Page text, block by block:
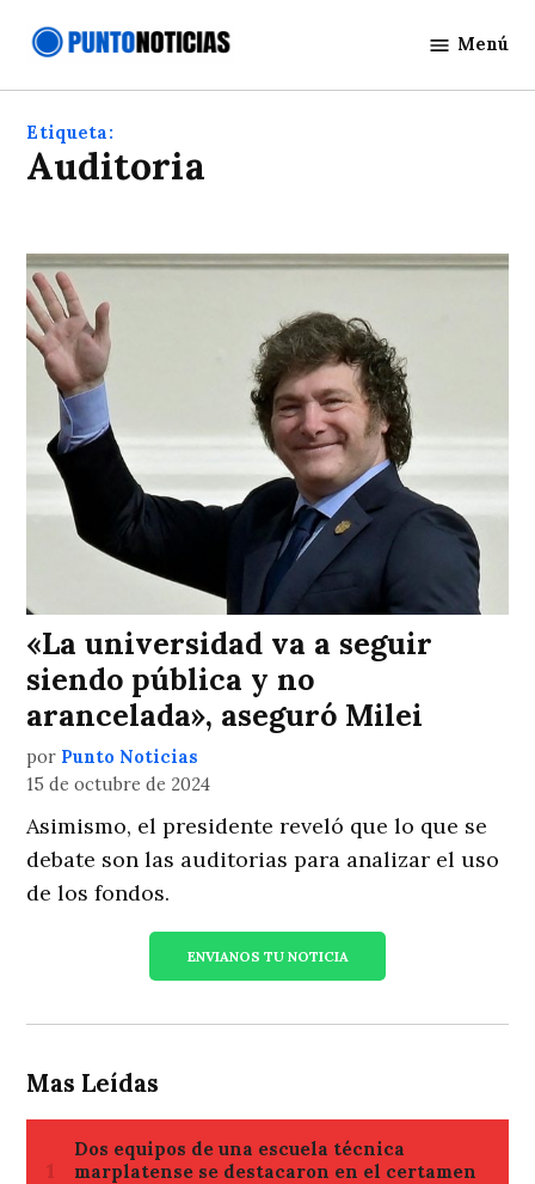
Noticias
Menú
Etiqueta:
Auditoria
«La universidad va a seguir
siendo pública y no
arancelada», aseguró Milei
por Punto Noticias
15 de octubre de 2024
Asimismo, el presidente reveló que lo que se
debate son las auditorias para analizar el uso
de los fondos.
ENVIANOS TU NOTICIA
Mas Leídas